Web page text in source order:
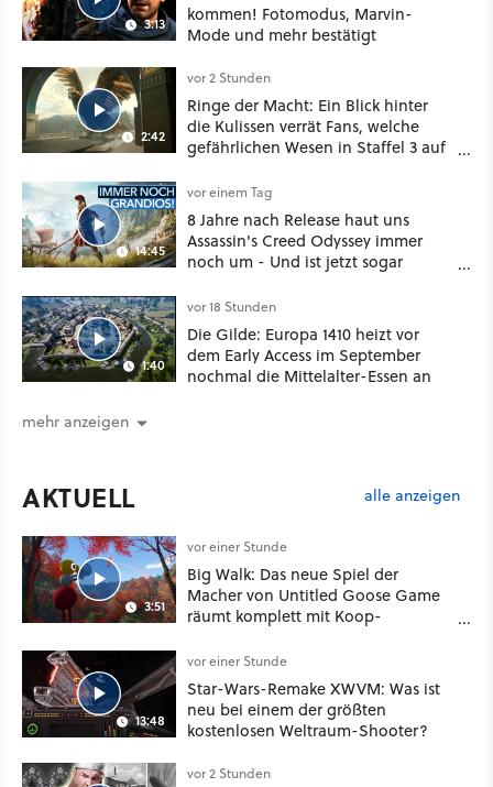
3:13
kommen! Fotomodus, Marvin-
Mode und mehr bestätigt
2:42
vor 2 Stunden
Ringe der Macht: Ein Blick hinter
die Kulissen verrät Fans, welche
gefährlichen Wesen in Staffel 3 auf
14:45
vor einem Tag
8 Jahre nach Release haut uns
Assassin's Creed Odyssey immer
noch um - Und ist jetzt sogar
1:40
vor 18 Stunden
Die Gilde: Europa 1410 heizt vor
dem Early Access im September
nochmal die Mittelalter-Essen an
mehr anzeigen
AKTUELL alle anzeigen
3:51
vor einer Stunde
Big Walk: Das neue Spiel der
Macher von Untitled Goose Game
räumt komplett mit Koop-
13:48
vor einer Stunde
Star-Wars-Remake XWVM: Was ist
neu bei einem der größten
kostenlosen Weltraum-Shooter?
vor 2 Stunden